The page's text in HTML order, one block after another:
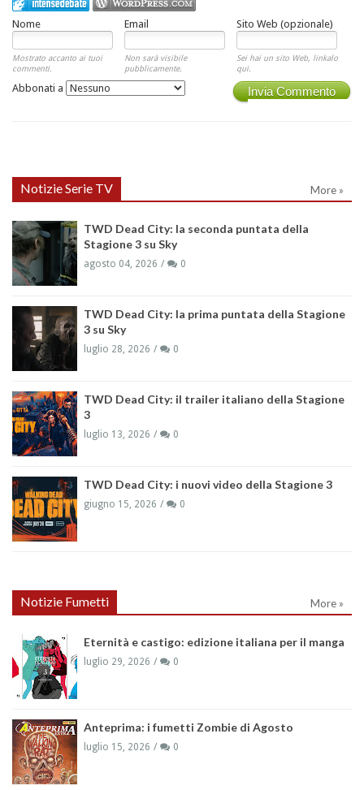
Nome Email Sito Web (opzionale)
Mostrato accanto ai tuoi
commenti.
Non sarà visibile
pubblicamente.
Sei hai un sito Web, linkalo
qui.
Invia Commento
Abbonati a
Notizie Serie TV More »
TWD Dead City: la seconda puntata della
Stagione 3 su Sky
agosto 04, 2026 0
TWD Dead City: la prima puntata della Stagione
3 su Sky
luglio 28, 2026 0
TWD Dead City: il trailer italiano della Stagione
3
luglio 13, 2026 0
TWD Dead City: i nuovi video della Stagione 3
giugno 15, 2026 0
Notizie Fumetti More »
Eternità e castigo: edizione italiana per il manga
luglio 29, 2026 0
Anteprima: i fumetti Zombie di Agosto
luglio 15, 2026 0